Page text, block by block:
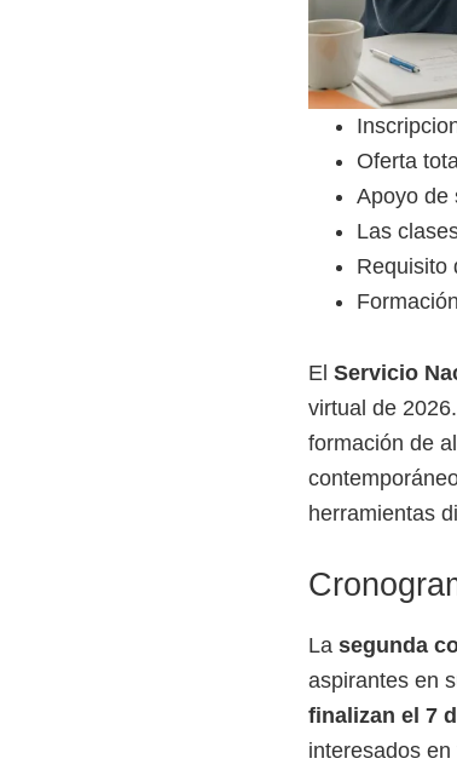
Oferta
Apoyo de
Las
Requisito
El Servicio
virtual de
formación de
herramientas
La segunda
aspirantes en
finalizan el 7
interesados